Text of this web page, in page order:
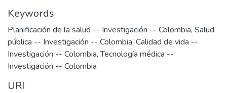
Keywords
Planificación de la salud -- Investigación -- Colombia, Salud
pública -- Investigación -- Colombia, Calidad de vida --
Investigación -- Colombia,Tecnología médica --
Investigación -- Colombia
URI